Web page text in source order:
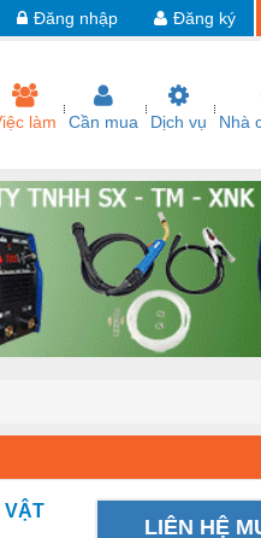
Đăng ký
Đăng nhập
làm Cần mua Dịch vụ Nhà
VẬT
LIÊN HỆ